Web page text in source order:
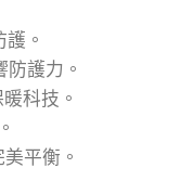
。
護力。
科技。
平衡。